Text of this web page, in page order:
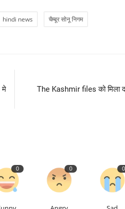
hindi news चैम्बूर सोनू निगम
मे
The Kashmir files को मिला
0 0 0